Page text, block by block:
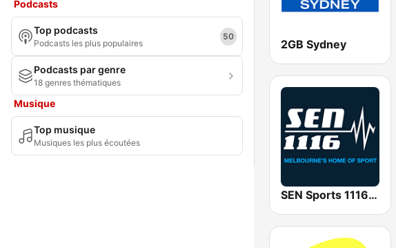
Podcasts
Top podcasts
Podcasts les plus populaires
50
Podcasts par genre
18 genres thématiques
Musique
Top musique
Musiques les plus écoutées
2GB Sydney
SEN Sports 1116 AM